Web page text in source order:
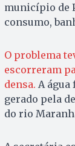
município de
consumo,
O problema
escorreram
densa. A
gerado pela
do rio